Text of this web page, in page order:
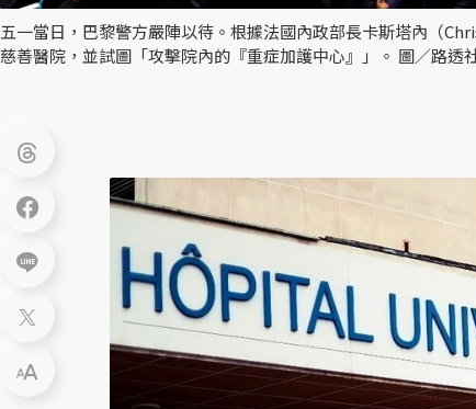
五一當日，巴黎警方嚴陣以待。根據法國內政部長卡斯塔內（
慈善醫院，並試圖「攻擊院內的『重症加護中心』」。 圖／路透